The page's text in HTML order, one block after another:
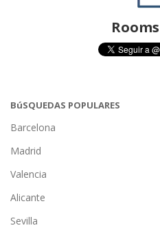
BúSQUEDAS POPULARES
Barcelona
Madrid
Valencia
Alicante
Sevilla